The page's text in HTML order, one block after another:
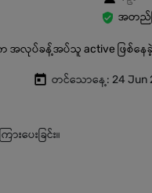
အတည်ပ
အလုပ်ခန့်အပ်သူ active ဖြစ်န
တင်သောနေ့: 24 Jun
းပေးခြင်း။